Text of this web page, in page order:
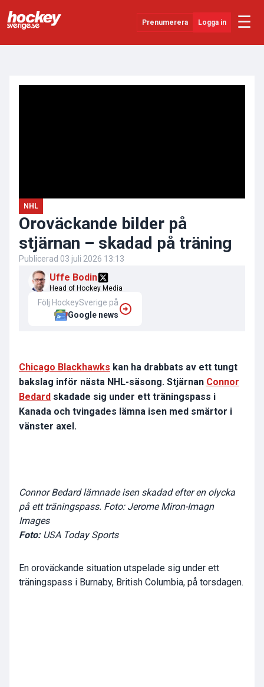
Prenumerera Logga in ☰
NHL
Oroväckande bilder på
stjärnan – skadad på träning
Publicerad 03 juli 2026 13:13
Uffe Bodin
Head of Hockey Media
Följ HockeySverige på
Google news
Chicago Blackhawks kan ha drabbats av ett tungt
bakslag inför nästa NHL-säsong. Stjärnan Connor
Bedard skadade sig under ett träningspass i
Kanada och tvingades lämna isen med smärtor i
vänster axel.
Connor Bedard lämnade isen skadad efter en olycka
på ett träningspass. Foto: Jerome Miron-Imagn
Images
Foto: USA Today Sports
En oroväckande situation utspelade sig under ett
träningspass i Burnaby, British Columbia, på torsdagen.